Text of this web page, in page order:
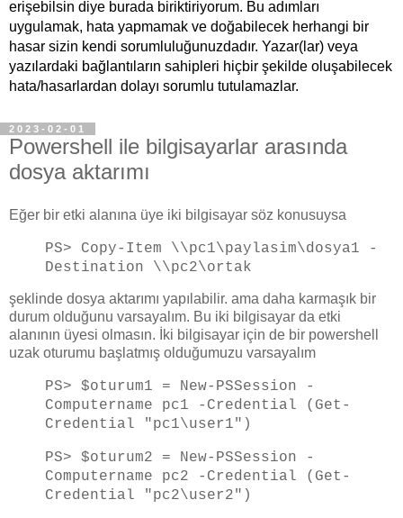
erişebilsin diye burada biriktiriyorum. Bu adımları
uygulamak, hata yapmamak ve doğabilecek herhangi bir
hasar sizin kendi sorumluluğunuzdadır. Yazar(lar) veya
yazılardaki bağlantıların sahipleri hiçbir şekilde oluşabilecek
hata/hasarlardan dolayı sorumlu tutulamazlar.
2023-02-01
Powershell ile bilgisayarlar arasında
dosya aktarımı
Eğer bir etki alanına üye iki bilgisayar söz konusuysa
PS> Copy-Item \\pc1\paylasim\dosya1 -
Destination \\pc2\ortak
şeklinde dosya aktarımı yapılabilir. ama daha karmaşık bir
durum olduğunu varsayalım. Bu iki bilgisayar da etki
alanının üyesi olmasın. İki bilgisayar için de bir powershell
uzak oturumu başlatmış olduğumuzu varsayalım
PS> $oturum1 = New-PSSession -
Computername pc1 -Credential (Get-
Credential "pc1\user1")
PS> $oturum2 = New-PSSession -
Computername pc2 -Credential (Get-
Credential "pc2\user2")